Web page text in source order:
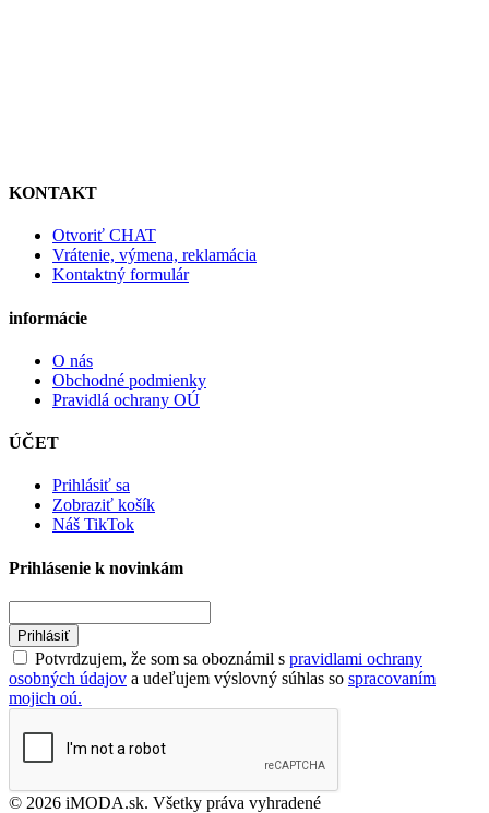
KONTAKT
Otvoriť CHAT
Vrátenie, výmena, reklamácia
Kontaktný formulár
informácie
O nás
Obchodné podmienky
Pravidlá ochrany OÚ
ÚČET
Prihlásiť sa
Zobraziť košík
Náš TikTok
Prihlásenie k novinkám
Prihlásiť
Potvrdzujem, že som sa oboznámil s pravidlami ochrany
osobných údajov a udeľujem výslovný súhlas so spracovaním
mojich oú.
© 2026 iMODA.sk. Všetky práva vyhradené